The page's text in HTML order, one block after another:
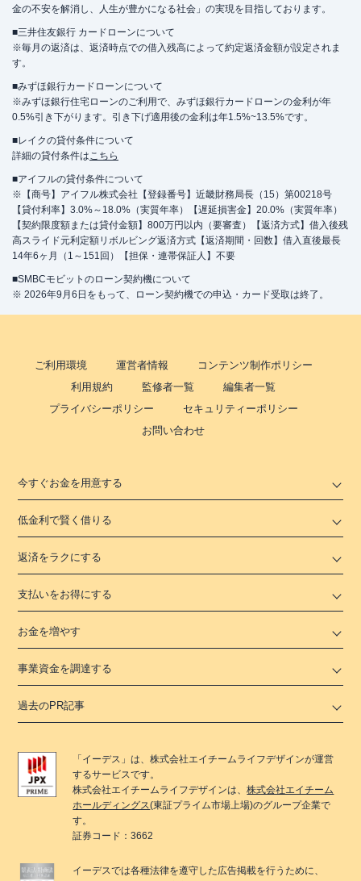
金の不安を解消し、人生が豊かになる社会」の実現を目指しております。
■三井住友銀行 カードローンについて
※毎月の返済は、返済時点での借入残高によって約定返済金額が設定されま
す。
■みずほ銀行カードローンについて
※みずほ銀行住宅ローンのご利用で、みずほ銀行カードローンの金利が年
0.5%引き下がります。引き下げ適用後の金利は年1.5%~13.5%です。
■レイクの貸付条件について
詳細の貸付条件はこちら
■アイフルの貸付条件について
※【商号】アイフル株式会社【登録番号】近畿財務局長（15）第00218号
【貸付利率】3.0%～18.0%（実質年率）【遅延損害金】20.0%（実質年率）
【契約限度額または貸付金額】800万円以内（要審査）【返済方式】借入後残
高スライド元利定額リボルビング返済方式【返済期間・回数】借入直後最長
14年6ヶ月（1～151回）【担保・連帯保証人】不要
■SMBCモビットのローン契約機について
※ 2026年9月6日をもって、ローン契約機での申込・カード受取は終了。
ご利用環境 運営者情報
コンテンツ制作ポリシー
利用規約
監修者一覧
編集者一覧
プライバシーポリシー
セキュリティーポリシー
お問い合わせ
今すぐお金を用意する
低金利で賢く借りる
返済をラクにする
支払いをお得にする
お金を増やす
事業資金を調達する
過去のPR記事
「 イーデス 」は、株式会社エイチームライフデザインが運営
するサービスです。
株式会社エイチームライフデザインは、株式会社エイチーム
ホールディングス(東証プライム市場上場)のグループ企業で
す。
証券コード：3662
イーデスでは各種法律を遵守した広告掲載を行うために、